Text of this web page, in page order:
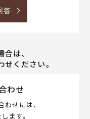
答
は、
ください。
わせ
せには、
ます。